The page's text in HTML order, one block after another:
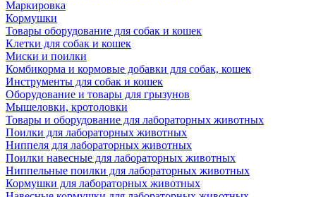
Маркировка
Кормушки
Товары оборудование для собак и кошек
Клетки для собак и кошек
Миски и поилки
Комбикорма и кормовые добавки для собак, кошек
Инструменты для собак и кошек
Оборудование и товары для грызунов
Мышеловки, кротоловки
Товары и оборудование для лабораторных животных
Поилки для лабораторных животных
Ниппеля для лабораторных животных
Поилки навесные для лабораторных животных
Ниппельные поилки для лабораторных животных
Кормушки для лабораторных животных